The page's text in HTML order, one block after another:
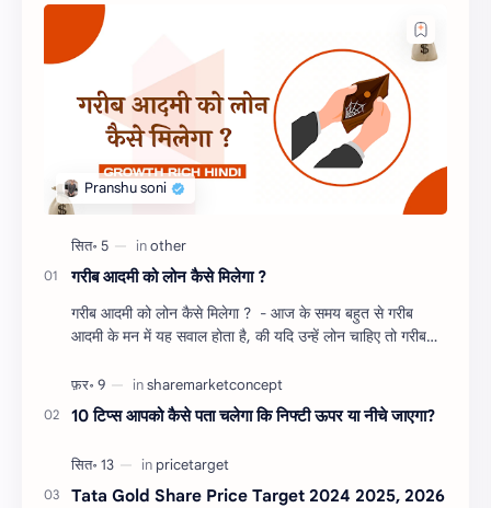
गरीब आदमी को लोन कैसे मिलेगा ?
गरीब आदमी को लोन कैसे मिलेगा ? - आज के समय बहुत से गरीब
आदमी के मन में यह सवाल होता है, की यदि उन्हें लोन चाहिए तो गरीब
10 टिप्स आपको कैसे पता चलेगा कि निफ्टी ऊपर या नीचे जाएगा?
Tata Gold Share Price Target 2024 2025, 2026